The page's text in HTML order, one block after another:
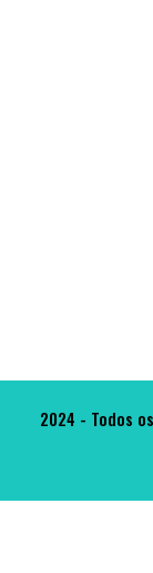
2024 - Todos